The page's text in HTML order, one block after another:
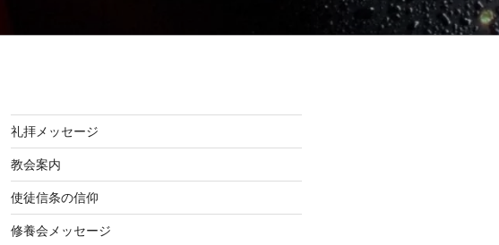
礼拝メッセージ
教会案内
使徒信条の信仰
修養会メッセージ